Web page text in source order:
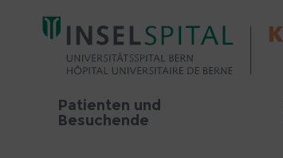
Patienten und
Besuchende